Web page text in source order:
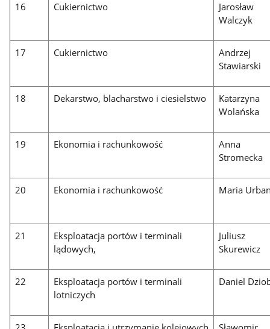
16 Cukiernictwo
Jarosław
Walczyk
17 Cukiernictwo
Andrzej
Stawiarski
18 Dekarstwo, blacharstwo i ciesielstwo
Katarzyna
Wolańska
19 Ekonomia i rachunkowość
Anna
Stromecka
20 Ekonomia i rachunkowość Maria
21
Eksploatacja portów i terminali
lądowych,
Juliusz
Skurewicz
22
Eksploatacja portów i terminali
lotniczych
Daniel